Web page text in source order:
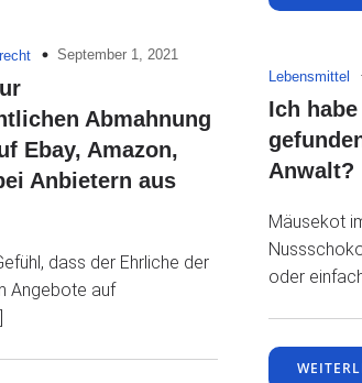
September 1, 2021
Abmahnung
Ebay, Amazon,
Anbietern aus
dass der Ehrliche der
Angebote auf
Lebensmittel
Ich
Anwalt?
Mäusekot
oder